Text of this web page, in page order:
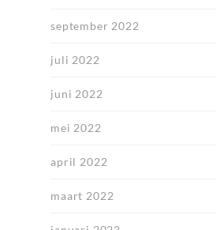
september 2022
juli 2022
juni 2022
mei 2022
april 2022
maart 2022